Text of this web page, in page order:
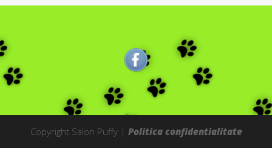
Copyright Salon Puffy | Politica confidentialitate